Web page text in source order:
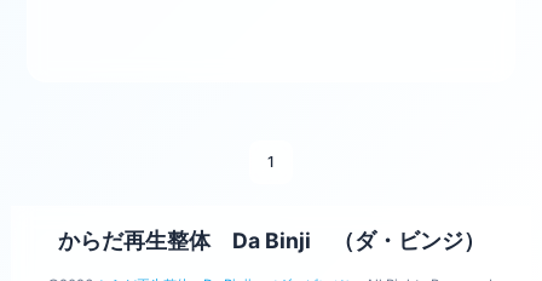
1
からだ再生整体 Da Binji （ダ・ビンジ）